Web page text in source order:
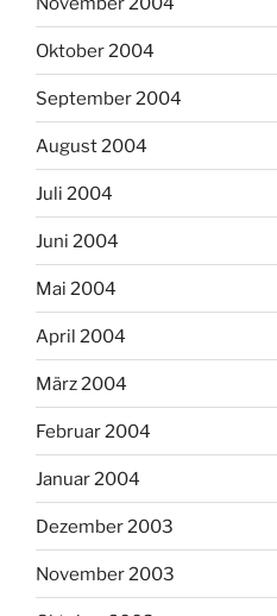
Oktober 2004
September 2004
August 2004
Juli 2004
Juni 2004
Mai 2004
April 2004
März 2004
Februar 2004
Januar 2004
Dezember 2003
November 2003